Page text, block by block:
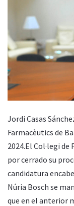
Jordi Casas
Farmacèutics de
2024.El Col·legi
por cerrado su
candidatura
Núria Bosch se
que en el anterior